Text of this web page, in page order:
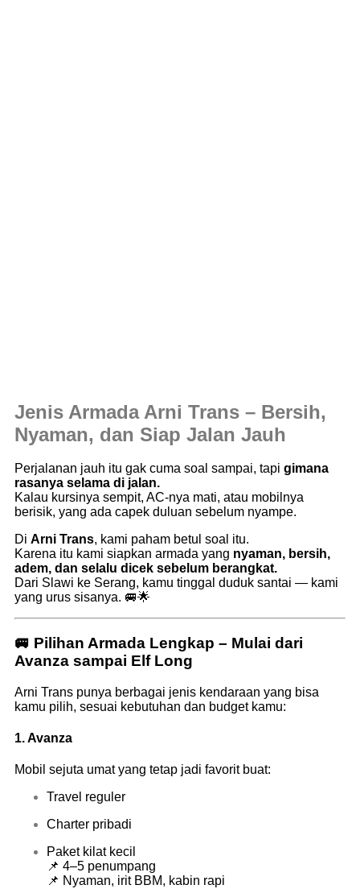
Jenis Armada Arni Trans – Bersih,
Nyaman, dan Siap Jalan Jauh
Perjalanan jauh itu gak cuma soal sampai, tapi gimana
rasanya selama di jalan.
Kalau kursinya sempit, AC-nya mati, atau mobilnya
berisik, yang ada capek duluan sebelum nyampe.
Di Arni Trans, kami paham betul soal itu.
Karena itu kami siapkan armada yang nyaman, bersih,
adem, dan selalu dicek sebelum berangkat.
Dari Slawi ke Serang, kamu tinggal duduk santai — kami
yang urus sisanya. 🚐🌟
🚐 Pilihan Armada Lengkap – Mulai dari
Avanza sampai Elf Long
Arni Trans punya berbagai jenis kendaraan yang bisa
kamu pilih, sesuai kebutuhan dan budget kamu:
1.Avanza
Mobil sejuta umat yang tetap jadi favorit buat:
Travel reguler
Charter pribadi
Paket kilat kecil
📌 4–5 penumpang
📌 Nyaman, irit BBM, kabin rapi